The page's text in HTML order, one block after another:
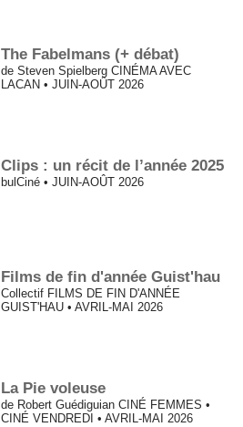
The Fabelmans (+ débat)
de Steven Spielberg CINÉMA AVEC
LACAN • JUIN-AOÛT 2026
Clips : un récit de l’année 2025
bulCiné • JUIN-AOÛT 2026
Films de fin d'année Guist'hau
Collectif FILMS DE FIN D'ANNÉE
GUIST'HAU • AVRIL-MAI 2026
La Pie voleuse
de Robert Guédiguian CINÉ FEMMES •
CINÉ VENDREDI • AVRIL-MAI 2026